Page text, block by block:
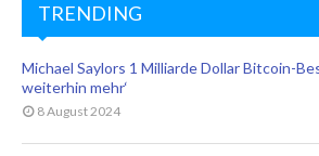
TRENDING
Michael Saylors 1 Milliarde Dollar Bitcoin-
weiterhin mehr‘
8 August 2024